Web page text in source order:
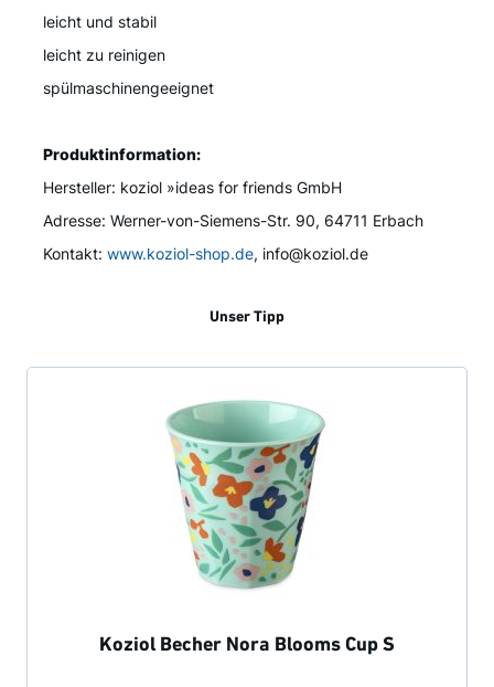
leicht und stabil
leicht zu reinigen
spülmaschinengeeignet
Produktinformation:
Hersteller: koziol »ideas for friends GmbH
Adresse: Werner-von-Siemens-Str. 90, 64711 Erbach
Kontakt: www.koziol-shop.de, info@koziol.de
Unser Tipp
Koziol Becher Nora Blooms Cup S